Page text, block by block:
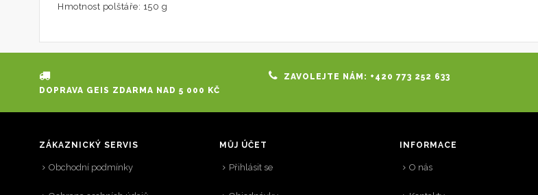
Hmotnost polštáře: 150 g
DOPRAVA GEIS ZDARMA NAD 5 000 KČ
ZAVOLEJTE NÁM: +420 773 252 633
ZÁKAZNICKÝ SERVIS
Obchodní podmínky
MŮJ ÚČET
Přihlásit se
INFORMACE
O nás